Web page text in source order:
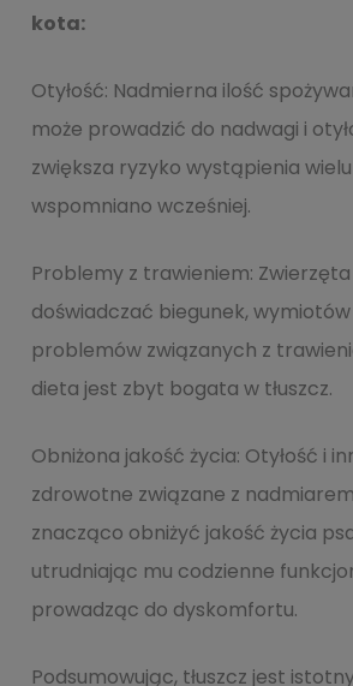
kota:
Otyłość: Nadmierna ilość
może prowadzić do nadwagi i
zwiększa ryzyko wystąpienia
wspomniano wcześniej.
Problemy z trawieniem:
doświadczać biegunek,
problemów związanych z
dieta jest zbyt bogata w tłuszcz.
Obniżona jakość życia: Otyłość i
zdrowotne związane z
znacząco obniżyć jakość życia
utrudniając mu codzienne
prowadząc do dyskomfortu.
Podsumowując, tłuszcz jest